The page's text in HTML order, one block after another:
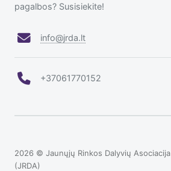
pagalbos? Susisiekite!
info@jrda.lt
+37061770152
2026 © Jaunųjų Rinkos Dalyvių Asociacija
(JRDA)